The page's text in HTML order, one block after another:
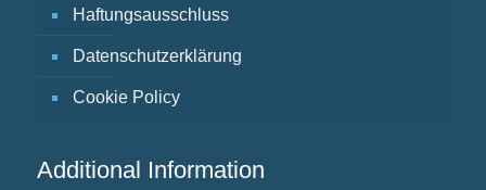
Haftungsausschluss
Datenschutzerklärung
Cookie Policy
Additional Information